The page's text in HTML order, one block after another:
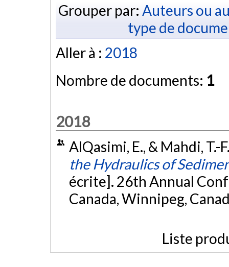
Grouper par: Auteurs ou
type de
Aller à : 2018
Nombre de documents: 1
2018
AlQasimi, E., & Mahdi,
the Hydraulics of
écrite]. 26th Annual
Canada, Winnipeg,
Liste